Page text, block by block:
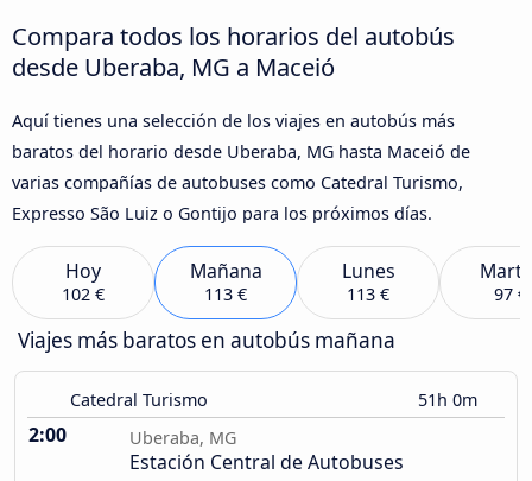
Compara todos los horarios del autobús
desde Uberaba, MG a Maceió
Aquí tienes una selección de los viajes en autobús más
baratos del horario desde Uberaba, MG hasta Maceió de
varias compañías de autobuses como Catedral Turismo,
Expresso São Luiz o Gontijo para los próximos días.
Hoy
102 €
Mañana
113 €
Lunes
113 € 97 €
Viajes más baratos en autobús mañana
Catedral Turismo 51h 0m
2:00 Uberaba, MG
Estación Central de Autobuses